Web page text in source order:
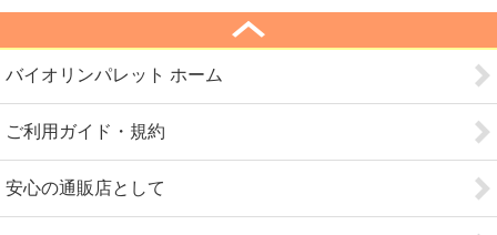
バイオリンパレット ホーム
ご利用ガイド・規約
安心の通販店として